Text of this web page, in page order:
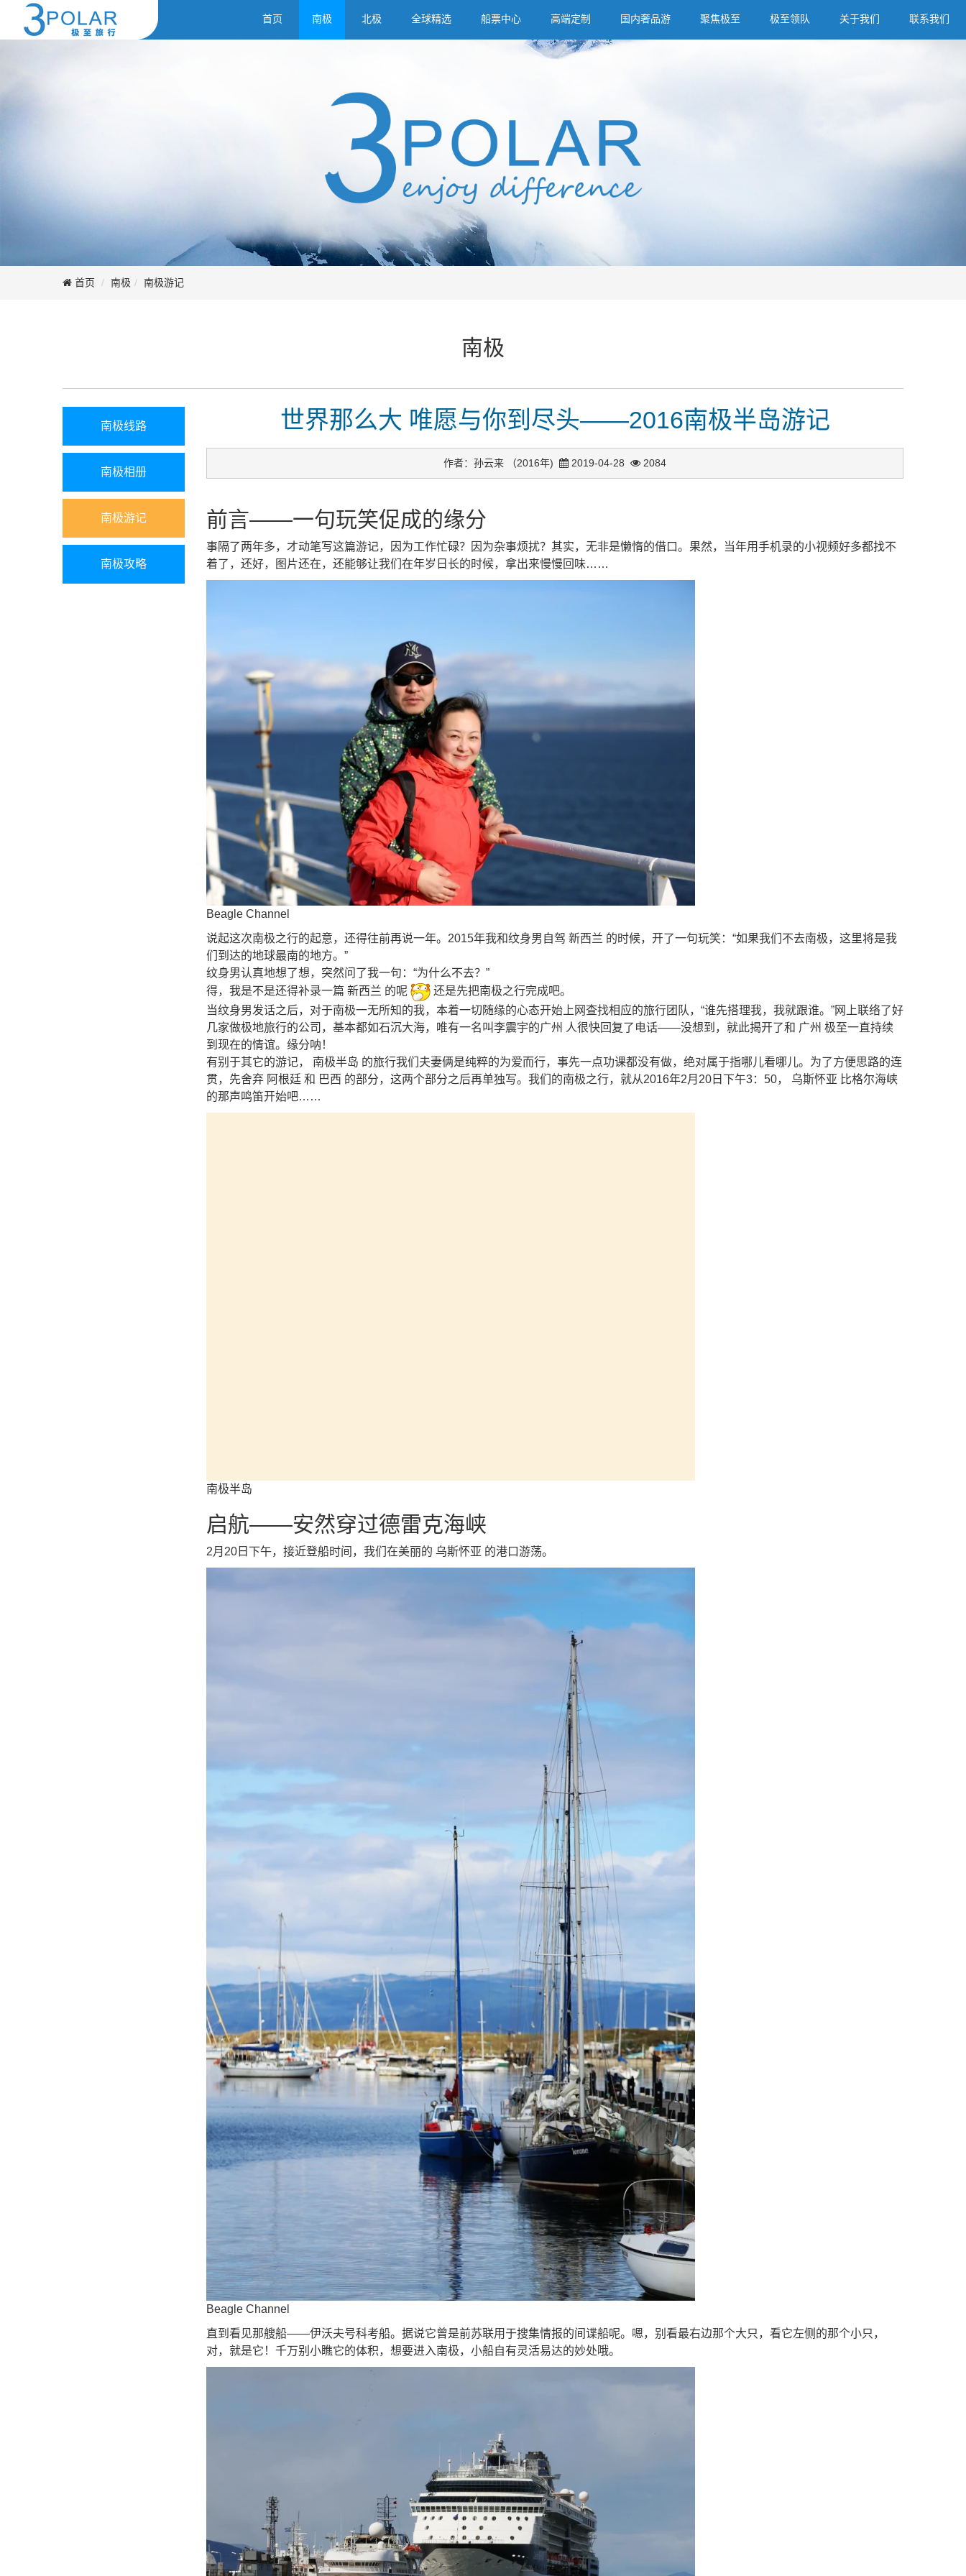
首页 南极 北极 全球精选 船票中心 高端定制 国内奢品游 聚焦极至 极至领队 关于我们 联系我们
首页 南极 南极游记
南极
南极线路
南极相册
南极游记
南极攻略
世界那么大 唯愿与你到尽头——2016南极半岛游记
作者：孙云来 （2016年) 2019-04-28 2084
前言——一句玩笑促成的缘分
事隔了两年多，才动笔写这篇游记，因为工作忙碌？因为杂事烦扰？其实，无非是懒惰的借口。果然，当年用手机录的小视频好多都找不
着了，还好，图片还在，还能够让我们在年岁日长的时候，拿出来慢慢回味……
Beagle Channel
说起这次南极之行的起意，还得往前再说一年。2015年我和纹身男自驾 新西兰 的时候，开了一句玩笑：“如果我们不去南极，这里将是我
们到达的地球最南的地方。”
纹身男认真地想了想，突然问了我一句：“为什么不去？”
得，我是不是还得补录一篇 新西兰 的呢
还是先把南极之行完成吧。
当纹身男发话之后，对于南极一无所知的我，本着一切随缘的心态开始上网查找相应的旅行团队，“谁先搭理我，我就跟谁。”网上联络了好
几家做极地旅行的公司，基本都如石沉大海，唯有一名叫李震宇的广州 人很快回复了电话——没想到，就此揭开了和 广州 极至一直持续
到现在的情谊。缘分呐！
有别于其它的游记， 南极半岛 的旅行我们夫妻俩是纯粹的为爱而行，事先一点功课都没有做，绝对属于指哪儿看哪儿。为了方便思路的连
贯，先舍弃 阿根廷 和 巴西 的部分，这两个部分之后再单独写。我们的南极之行，就从2016年2月20日下午3：50， 乌斯怀亚 比格尔海峡
的那声鸣笛开始吧……
南极半岛
启航——安然穿过德雷克海峡
2月20日下午，接近登船时间，我们在美丽的 乌斯怀亚 的港口游荡。
Beagle Channel
直到看见那艘船——伊沃夫号科考船。据说它曾是前苏联用于搜集情报的间谍船呢。嗯，别看最右边那个大只，看它左侧的那个小只，
对，就是它！千万别小瞧它的体积，想要进入南极，小船自有灵活易达的妙处哦。